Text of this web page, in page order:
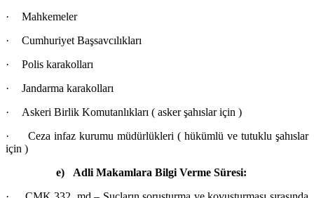
·
Mahkemeler
·
Cumhuriyet Başsavcılıkları
·
Polis karakolları
·
Jandarma karakolları
·
Askeri Birlik Komutanlıkları ( asker şahıslar için )
·
Ceza infaz kurumu müdürlükleri ( hükümlü ve tutuklu şahıslar
için )
e)
Adli Makamlara Bilgi Verme Süresi: